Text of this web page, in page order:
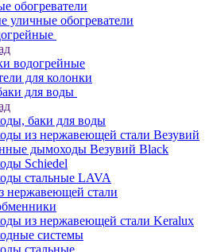
обогреватели
уличные обогреватели
водогрейные
для колонки
для воды
баки для воды
из нержавеющей стали Везувий
дымоходы Везувий Black
Schiedel
стальные LAVA
нержавеющей стали
из нержавеющей стали Keralux
системы
стальные